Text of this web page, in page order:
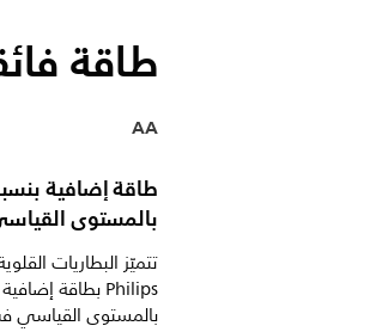
طاقة
AA
بالمستوى
بالمستوى القياسي